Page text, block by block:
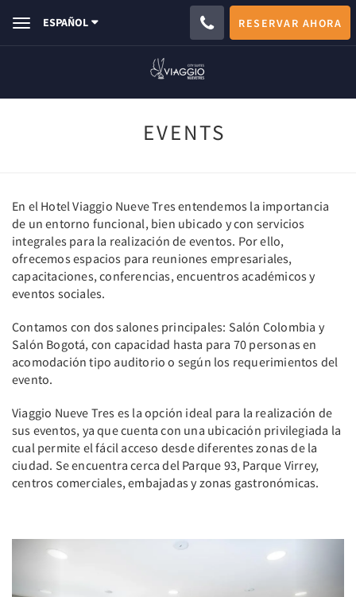
ToggleESPAÑOL RESERVAR AHORA
EVENTS
En el Hotel Viaggio Nueve Tres entendemos la importancia
de un entorno funcional, bien ubicado y con servicios
integrales para la realización de eventos. Por ello,
ofrecemos espacios para reuniones empresariales,
capacitaciones, conferencias, encuentros académicos y
eventos sociales.
Contamos con dos salones principales: Salón Colombia y
Salón Bogotá, con capacidad hasta para 70 personas en
acomodación tipo auditorio o según los requerimientos del
evento.
Viaggio Nueve Tres es la opción ideal para la realización de
sus eventos, ya que cuenta con una ubicación privilegiada la
cual permite el fácil acceso desde diferentes zonas de la
ciudad. Se encuentra cerca del Parque 93, Parque Virrey,
centros comerciales, embajadas y zonas gastronómicas.
Previous